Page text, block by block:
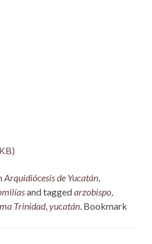
Arquidiócesis de Yucatán,
and taggedarzobispo,
Trinidad,yucatán. Bookmark